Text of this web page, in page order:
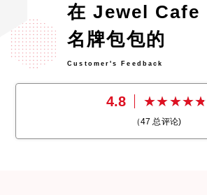
在 Jewel Cafe
名牌包包的
Customer's Feedback
4.8
（47 总评论)